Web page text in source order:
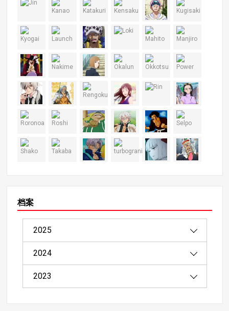
档案
2025
08/2025（1）
04/2025（2）
2024
12/2024（4）
2023